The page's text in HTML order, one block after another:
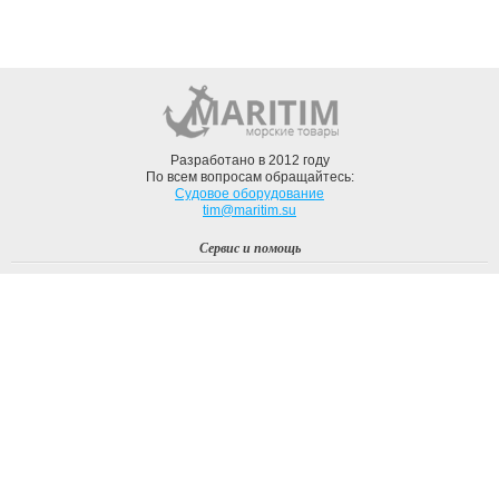
Разработано в 2012 году
По всем вопросам обращайтесь:
Судовое оборудование
tim@maritim.su
Сервис и помощь